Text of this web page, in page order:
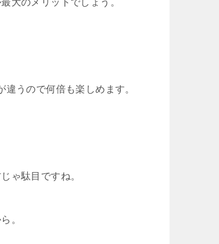
大のメリットでしょう。
うので何倍も楽しめます。
ゃ駄目ですね。
。